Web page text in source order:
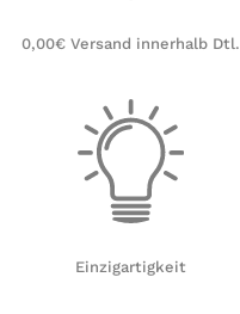
0,00€ Versand innerhalb Dtl.
Einzigartigkeit